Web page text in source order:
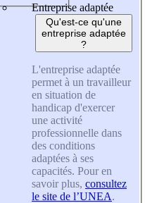
Entreprise adaptée
Qu'est-ce qu'une
entreprise adaptée
?
L'entreprise adaptée
permet à un travailleur
en situation de
handicap d'exercer
une activité
professionnelle dans
des conditions
adaptées à ses
capacités. Pour en
savoir plus, consultez
le site de l’UNEA.